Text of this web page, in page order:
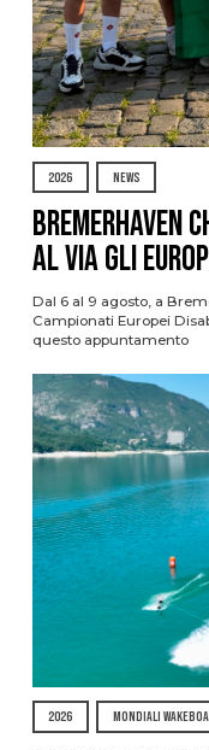
2026 NEWS
Bremerhaven
al via gli
Dal 6 al 9 agosto, a
Campionati Europei
questo appuntamento
2026 MONDIALI